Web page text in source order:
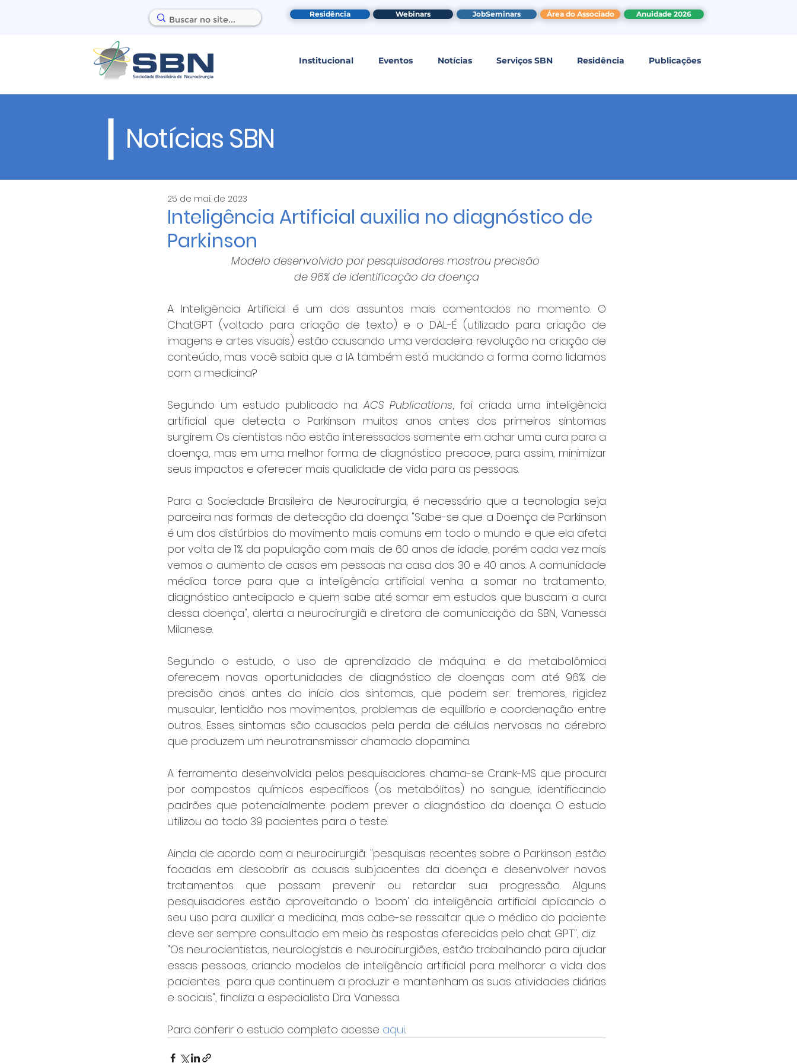
Residência Webinars JobSeminars Área do Associado Anuidade 2026
Institucional Eventos Notícias Serviços SBN Residência Publicações
Notícias SBN
Inteligência Artificial auxilia no diagnóstico de
Parkinson
25 de mai. de 2023
Modelo desenvolvido por pesquisadores mostrou precisão
de 96% de identificação da doença
A Inteligência Artificial é um dos assuntos mais comentados no momento. O
ChatGPT (voltado para criação de texto) e o DAL-É (utilizado para criação de
imagens e artes visuais) estão causando uma verdadeira revolução na criação de
conteúdo, mas você sabia que a IA também está mudando a forma como lidamos
com a medicina?
Segundo um estudo publicado na ACS Publications, foi criada uma inteligência
artificial que detecta o Parkinson muitos anos antes dos primeiros sintomas
surgirem. Os cientistas não estão interessados somente em achar uma cura para a
doença, mas em uma melhor forma de diagnóstico precoce, para assim, minimizar
seus impactos e oferecer mais qualidade de vida para as pessoas.
Para a Sociedade Brasileira de Neurocirurgia, é necessário que a tecnologia seja
parceira nas formas de detecção da doença. "Sabe-se que a Doença de Parkinson
é um dos distúrbios do movimento mais comuns em todo o mundo e que ela afeta
por volta de 1% da população com mais de 60 anos de idade, porém cada vez mais
vemos o aumento de casos em pessoas na casa dos 30 e 40 anos. A comunidade
médica torce para que a inteligência artificial venha a somar no tratamento,
diagnóstico antecipado e quem sabe até somar em estudos que buscam a cura
dessa doença", alerta a neurocirurgiã e diretora de comunicação da SBN, Vanessa
Milanese.
Segundo o estudo, o uso de aprendizado de máquina e da metabolômica
oferecem novas oportunidades de diagnóstico de doenças com até 96% de
precisão anos antes do início dos sintomas, que podem ser: tremores, rigidez
muscular, lentidão nos movimentos, problemas de equilíbrio e coordenação entre
outros. Esses sintomas são causados pela perda de células nervosas no cérebro
que produzem um neurotransmissor chamado dopamina.
A ferramenta desenvolvida pelos pesquisadores chama-se Crank-MS que procura
por compostos químicos específicos (os metabólitos) no sangue, identificando
padrões que potencialmente podem prever o diagnóstico da doença. O estudo
utilizou ao todo 39 pacientes para o teste.
Ainda de acordo com a neurocirurgiã: "pesquisas recentes sobre o Parkinson estão
focadas em descobrir as causas subjacentes da doença e desenvolver novos
tratamentos que possam prevenir ou retardar sua progressão. Alguns
pesquisadores estão aproveitando o 'boom' da inteligência artificial aplicando o
seu uso para auxiliar a medicina, mas cabe-se ressaltar que o médico do paciente
deve ser sempre consultado em meio às respostas oferecidas pelo chat GPT", diz.
"Os neurocientistas, neurologistas e neurocirurgiões, estão trabalhando para ajudar
essas pessoas, criando modelos de inteligência artificial para melhorar a vida dos
pacientes  para que continuem a produzir e mantenham as suas atividades diárias
e sociais", finaliza a especialista Dra. Vanessa.
Para conferir o estudo completo acesse aqui.